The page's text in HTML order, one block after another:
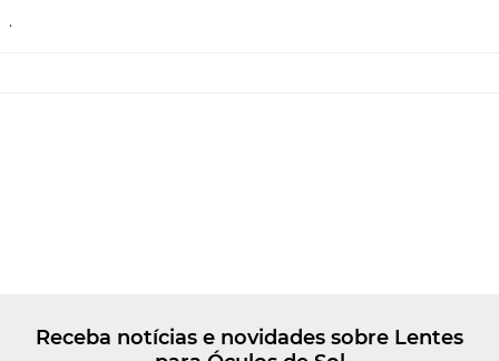
.
Receba notícias e novidades sobre Lentes